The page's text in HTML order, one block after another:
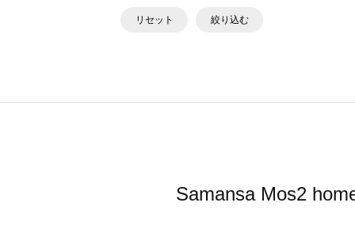
リセット 絞り込む
Samansa Mos2